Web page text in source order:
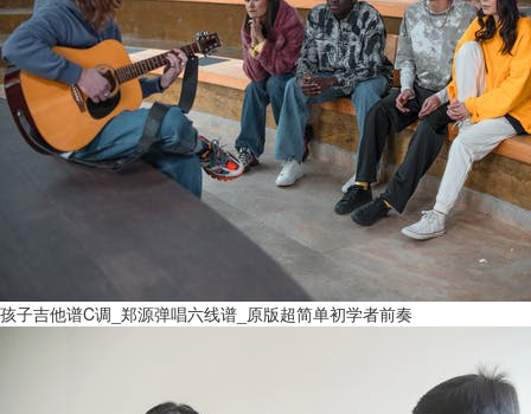
孩子吉他谱C调_郑源弹唱六线谱_原版超简单初学者前奏